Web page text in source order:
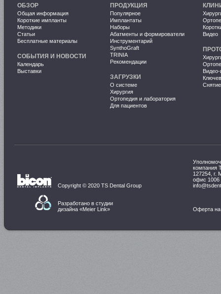
ОБЗОР
Общая информация
Короткие импланты
Методики
Статьи
Бесплатные материалы
СОБЫТИЯ И НОВОСТИ
Календарь
Выставки
ПРОДУКЦИЯ
Популярное
Имплантаты
Наборы
Абатменты и формирователи
Инструментарий
SynthoGraft
TRINIA
Рекомендации
ЗАГРУЗКИ
О системе
Хирургия
Ортопедия и лаборатория
Для пациентов
Видео
Видео-
Copyright © 2020 TS Dental Group
компания
127254, г.
офис 1006
Разработано в студии
дизайна «Meier Link» Оферта на